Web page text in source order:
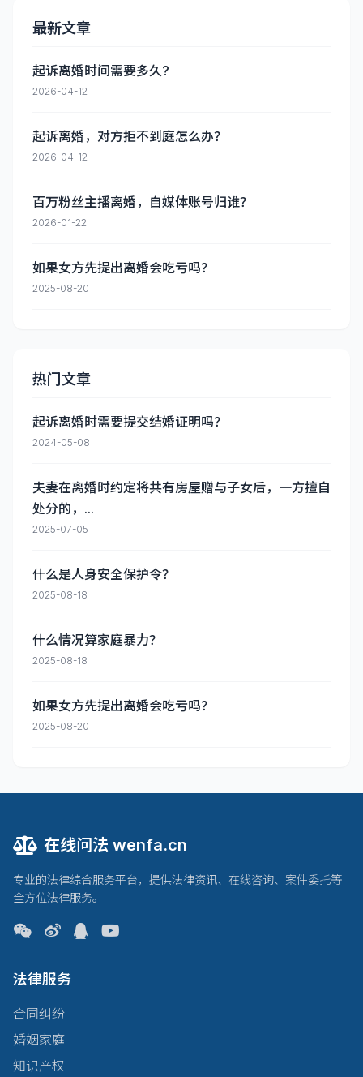
最新文章
起诉离婚时间需要多久?
2026-04-12
起诉离婚，对方拒不到庭怎么办？
2026-04-12
百万粉丝主播离婚，自媒体账号归谁？
2026-01-22
如果女方先提出离婚会吃亏吗？
2025-08-20
热门文章
起诉离婚时需要提交结婚证明吗？
2024-05-08
夫妻在离婚时约定将共有房屋赠与子女后，一方擅自
处分的，...
2025-07-05
什么是人身安全保护令？
2025-08-18
什么情况算家庭暴力？
2025-08-18
如果女方先提出离婚会吃亏吗？
2025-08-20
在线问法 wenfa.cn
专业的法律综合服务平台，提供法律资讯、在线咨询、案件委托等
全方位法律服务。
法律服务
合同纠纷
婚姻家庭
知识产权